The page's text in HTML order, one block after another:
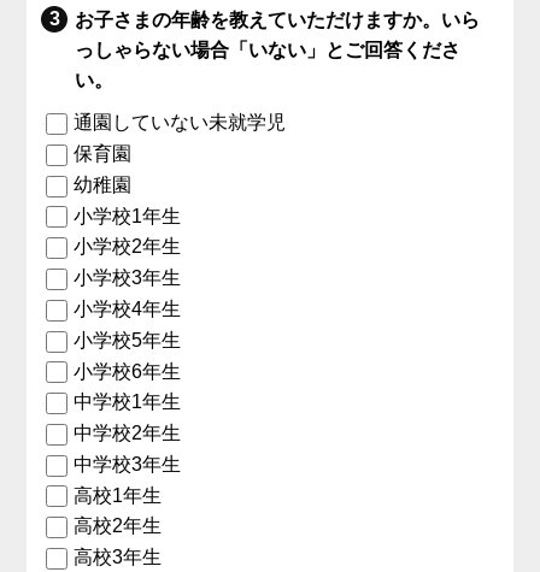
お子さまの年齢を教えていただけますか。いら
っしゃらない場合「いない」とご回答くださ
い。
通園していない未就学児
保育園
幼稚園
小学校1年生
小学校2年生
小学校3年生
小学校4年生
小学校5年生
小学校6年生
中学校1年生
中学校2年生
中学校3年生
高校1年生
高校2年生
高校3年生